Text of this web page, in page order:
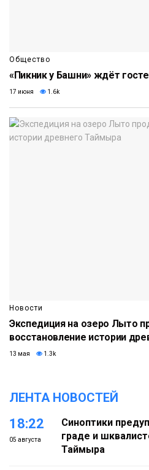
Общество
«Пикник у Башни» ждёт
17 июня 1.6k
Новости
Экспедиция на озеро Лыто
восстановление истории
13 мая 1.3k
ЛЕНТА НОВОСТЕЙ
18:22
05 августа
Синоптики
граде и
Таймыра